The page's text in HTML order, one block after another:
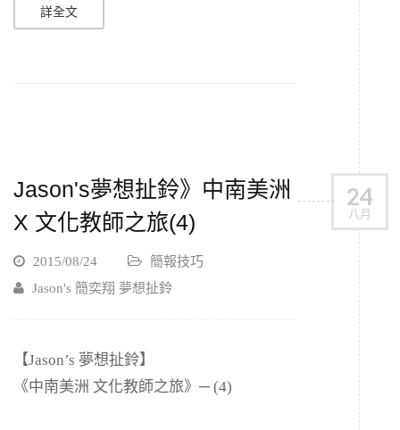
詳全文
24
八月
Jason's夢想扯鈴》中南美洲
X 文化教師之旅(4)
2015/08/24
簡報技巧
Jason's 簡奕翔 夢想扯鈴
【Jason’s 夢想扯鈴】
《中南美洲 文化教師之旅》─ (4)